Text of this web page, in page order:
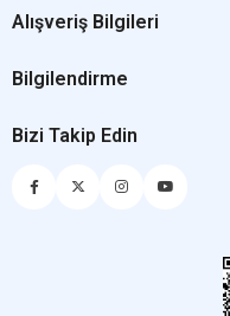
Alışveriş Bilgileri
Bilgilendirme
Bizi Takip Edin